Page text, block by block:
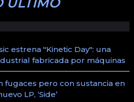
estrena "Kinetic Day": una
fabricada por máquinas
fugaces pero con sustancia en
LP, ‘Side’